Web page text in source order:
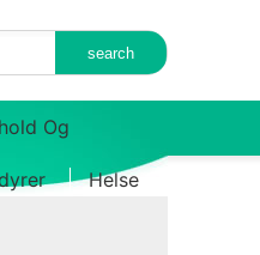
Og
Helse